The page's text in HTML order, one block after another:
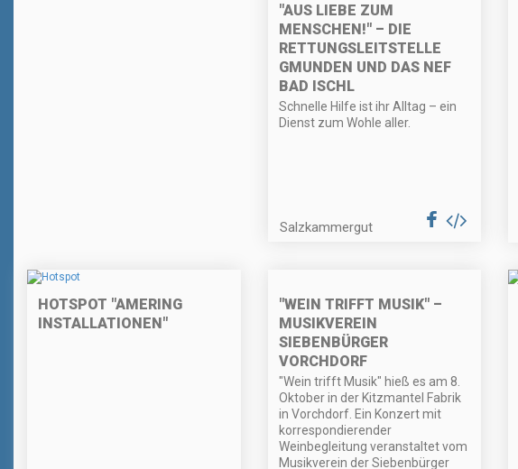
"AUS LIEBE ZUM
MENSCHEN!" – DIE
RETTUNGSLEITSTELLE
GMUNDEN UND DAS NEF
BAD ISCHL
Schnelle Hilfe ist ihr Alltag – ein
Dienst zum Wohle aller.
Salzkammergut
HOTSPOT "AMERING
INSTALLATIONEN"
"WEIN TRIFFT MUSIK" –
MUSIKVEREIN
SIEBENBÜRGER
VORCHDORF
"Wein trifft Musik" hieß es am 8.
Oktober in der Kitzmantel Fabrik
in Vorchdorf. Ein Konzert mit
korrespondierender
Weinbegleitung veranstaltet vom
Musikverein der Siebenbürger